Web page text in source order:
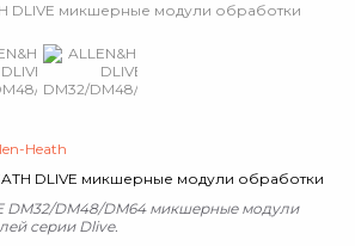
Heath
DLIVE микшерные модули обработки
DM32/DM48/DM64 микшерные модули
серии Dlive.